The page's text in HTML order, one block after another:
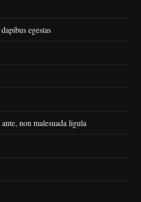
egestas
non malesuada ligula